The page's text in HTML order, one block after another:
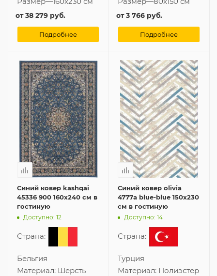
от38 279 руб.
Подробнее
от3 766 руб.
Подробнее
Синий ковер kashqai
45336 900 160x240 см в
гостиную
Доступно: 12
Страна:
Бельгия
Материал: Шерсть
Синий ковер olivia
4777a blue-blue 150x230
см в гостиную
Доступно: 14
Страна:
Турция
Материал: Полиэстер